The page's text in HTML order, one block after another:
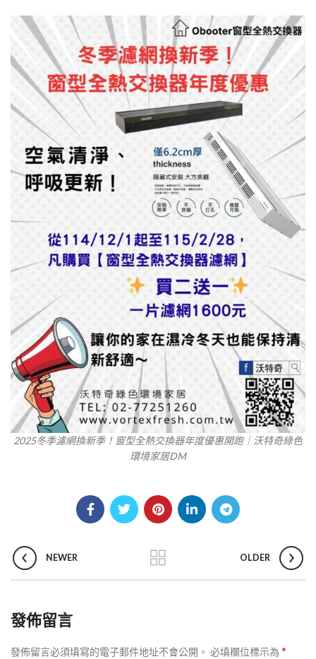
2025冬季濾網換新季！窗型全熱交換器年度優惠開跑｜沃特奇綠色
環境家居DM
NEWER OLDER
發佈留言
發佈留言必須填寫的電子郵件地址不會公開。 必填欄位標示為 *